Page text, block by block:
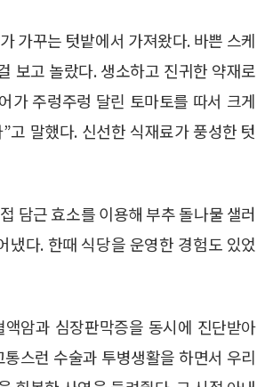
가꾸는 텃밭에서 가져왔다. 바쁜 스케
보고 놀랐다. 생소하고 진귀한 약재로
가 주렁주렁 달린 토마토를 따서 크게
고 말했다. 신선한 식재료가 풍성한 텃
담근 효소를 이용해 부추 돌나물 샐러
다. 한때 식당을 운영한 경험도 있었
암과 심장판막증을 동시에 진단받아
스런 수술과 투병생활을 하면서 우리